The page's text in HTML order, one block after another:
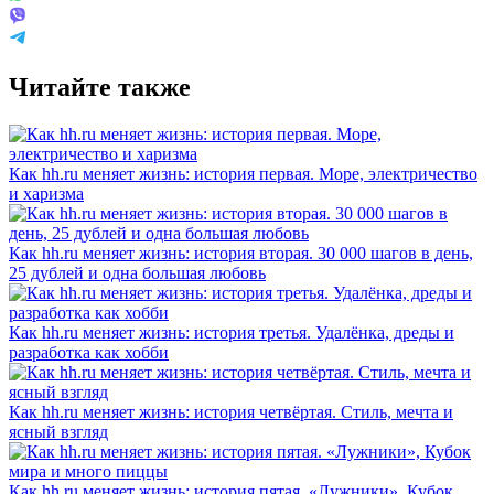
Читайте также
Как hh.ru меняет жизнь: история первая. Море, электричество
и харизма
Как hh.ru меняет жизнь: история вторая. 30 000 шагов в день,
25 дублей и одна большая любовь
Как hh.ru меняет жизнь: история третья. Удалёнка, дреды и
разработка как хобби
Как hh.ru меняет жизнь: история четвёртая. Стиль, мечта и
ясный взгляд